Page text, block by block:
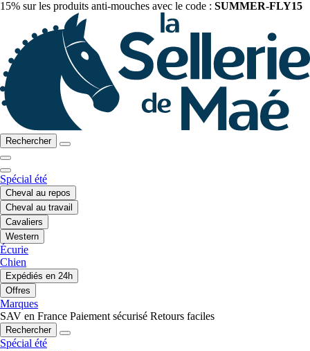
15% sur les produits anti-mouches avec le code : SUMMER-FLY15
Rechercher
Spécial été
Cheval au repos
Cheval au travail
Cavaliers
Western
Écurie
Chien
Expédiés en 24h
Offres
Marques
SAV en France Paiement sécurisé Retours faciles
Rechercher
Spécial été